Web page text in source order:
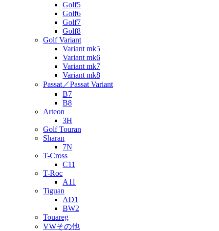
Golf5
Golf6
Golf7
Golf8
Golf Variant
Variant mk5
Variant mk6
Variant mk7
Variant mk8
Passat／Passat Variant
B7
B8
Arteon
3H
Golf Touran
Sharan
7N
T-Cross
C11
T-Roc
A11
Tiguan
AD1
BW2
Touareg
VWその他